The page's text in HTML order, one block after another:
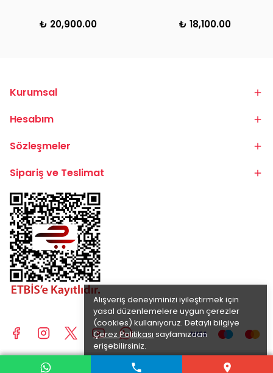
Alışveriş deneyiminizi iyileştirmek için
yasal düzenlemelere uygun çerezler
(cookies) kullanıyoruz. Detaylı bilgiye
Çerez Politikası sayfamızdan
erişebilirsiniz.
Anladım
₺ 20,900.00 ₺ 18,100.00
Kurumsal
Hesabım
Sözleşmeler
Sipariş ve Teslimat